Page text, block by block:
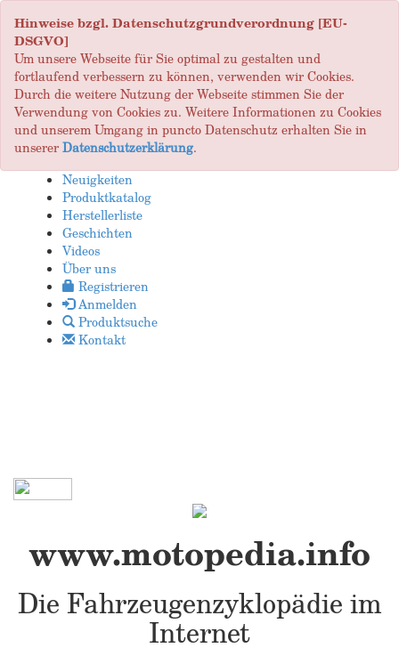
Hinweise bzgl. Datenschutzgrundverordnung [EU-
DSGVO]
Um unsere Webseite für Sie optimal zu gestalten und
fortlaufend verbessern zu können, verwenden wir Cookies.
Durch die weitere Nutzung der Webseite stimmen Sie der
Verwendung von Cookies zu. Weitere Informationen zu Cookies
und unserem Umgang in puncto Datenschutz erhalten Sie in
unsererDatenschutzerklärung.
Neuigkeiten
Produktkatalog
Herstellerliste
Geschichten
Videos
Über uns
Registrieren
Anmelden
Produktsuche
Kontakt
www.motopedia.info
Die Fahrzeugenzyklopädie im
Internet